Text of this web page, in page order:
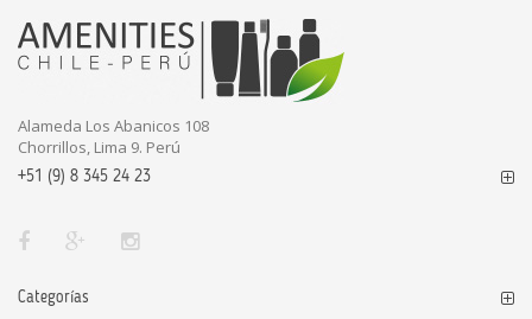
Alameda Los Abanicos 108
Chorrillos, Lima 9. Perú
+51 (9) 8 345 24 23
Categorías